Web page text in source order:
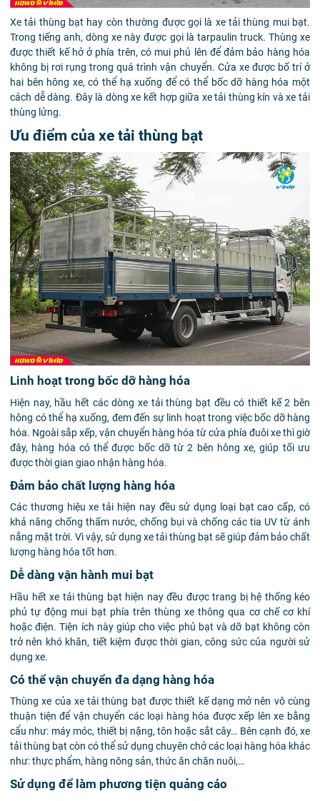
Xe tải thùng bạt hay còn thường được gọi là xe tải thùng mui bạt.
Trong tiếng anh, dòng xe này được gọi là tarpaulin truck. Thùng xe
được thiết kế hở ở phía trên, có mui phủ lên để đảm bảo hàng hóa
không bị rơi rụng trong quá trình vận chuyển. Cửa xe được bố trí ở
hai bên hông xe, có thể hạ xuống để có thể bốc dỡ hàng hóa một
cách dễ dàng. Đây là dòng xe kết hợp giữa xe tải thùng kín và xe tải
thùng lửng.
Ưu điểm của xe tải thùng bạt
Linh hoạt trong bốc dỡ hàng hóa
Hiện nay, hầu hết các dòng xe tải thùng bạt đều có thiết kế 2 bên
hông có thể hạ xuống, đem đến sự linh hoạt trong việc bốc dỡ hàng
hóa. Ngoài sắp xếp, vận chuyển hàng hóa từ cửa phía đuôi xe thì giờ
đây, hàng hóa có thể được bốc dỡ từ 2 bên hông xe, giúp tối ưu
được thời gian giao nhận hàng hóa.
Đảm bảo chất lượng hàng hóa
Các thương hiệu xe tải hiện nay đều sử dụng loại bạt cao cấp, có
khả năng chống thấm nước, chống bụi và chống các tia UV từ ánh
nắng mặt trời. Vì vậy, sử dụng xe tải thùng bạt sẽ giúp đảm bảo chất
lượng hàng hóa tốt hơn.
Dễ dàng vận hành mui bạt
Hầu hết xe tải thùng bạt hiện nay đều được trang bị hệ thống kéo
phủ tự động mui bạt phía trên thùng xe thông qua cơ chế cơ khí
hoặc điện. Tiện ích này giúp cho việc phủ bạt và dỡ bạt không còn
trở nên khó khăn, tiết kiệm được thời gian, công sức của người sử
dụng xe.
Có thể vận chuyển đa dạng hàng hóa
Thùng xe của xe tải thùng bạt được thiết kế dạng mở nên vô cùng
thuận tiện để vận chuyển các loại hàng hóa được xếp lên xe bằng
cẩu như: máy móc, thiết bị nặng, tôn hoặc sắt cây… Bên cạnh đó, xe
tải thùng bạt còn có thể sử dụng chuyên chở các loại hàng hóa khác
như: thực phẩm, hàng nông sản, thức ăn chăn nuôi,…
Sử dụng để làm phương tiện quảng cáo